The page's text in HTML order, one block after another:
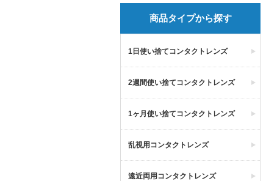
商品タイプから探す
1日使い捨てコンタクトレンズ
2週間使い捨てコンタクトレンズ
1ヶ月使い捨てコンタクトレンズ
乱視用コンタクトレンズ
遠近両用コンタクトレンズ